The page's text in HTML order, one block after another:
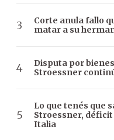
Corte anula fallo
matar a su
Disputa por
Stroessner
Lo que tenés que
Stroessner,
Italia